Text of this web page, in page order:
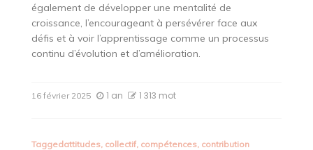
également de développer une mentalité de
croissance, l’encourageant à persévérer face aux
défis et à voir l’apprentissage comme un processus
continu d’évolution et d’amélioration.
16 février 2025 1 an 1 313 mot
Taggedattitudes, collectif, compétences, contribution